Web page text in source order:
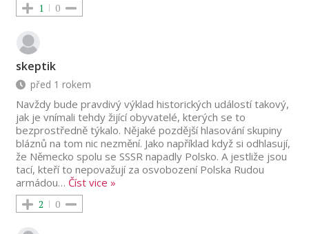
1 0
skeptik
před 1 rokem
Navždy bude pravdivý výklad historických událostí takový,
jak je vnímali tehdy žijící obyvatelé, kterých se to
bezprostředně týkalo. Nějaké pozdější hlasování skupiny
bláznů na tom nic nezmění. Jako například když si odhlasují,
že Německo spolu se SSSR napadly Polsko. A jestliže jsou
tací, kteří to nepovažují za osvobození Polska Rudou
armádou… Číst vice »
2 0